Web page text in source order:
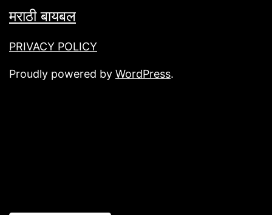
मराठी बायबल
PRIVACY POLICY
Proudly powered by WordPress.